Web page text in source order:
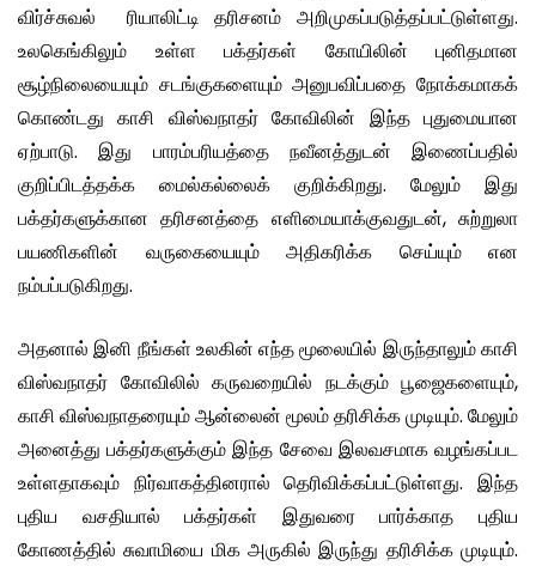
விர்ச்சுவல் ரியாலிட்டி தரிசனம் அறிமுகப்படுத்தப்பட்டுள்ளது.
உலகெங்கிலும் உள்ள பக்தர்கள் கோயிலின் புனிதமான
சூழ்நிலையையும் சடங்குகளையும் அனுபவிப்பதை நோக்கமாகக்
கொண்டது காசி விஸ்வநாதர் கோவிலின் இந்த புதுமையான
ஏற்பாடு. இது பாரம்பரியத்தை நவீனத்துடன் இணைப்பதில்
குறிப்பிடத்தக்க மைல்கல்லைக் குறிக்கிறது. மேலும் இது
பக்தர்களுக்கான தரிசனத்தை எளிமையாக்குவதுடன், சுற்றுலா
பயணிகளின் வருகையையும் அதிகரிக்க செய்யும் என
நம்பப்படுகிறது.
அதனால் இனி நீங்கள் உலகின் எந்த மூலையில் இருந்தாலும் காசி
விஸ்வநாதர் கோவிலில் கருவறையில் நடக்கும் பூஜைகளையும்,
காசி விஸ்வநாதரையும் ஆன்லைன் மூலம் தரிசிக்க முடியும். மேலும்
அனைத்து பக்தர்களுக்கும் இந்த சேவை இலவசமாக வழங்கப்பட
உள்ளதாகவும் நிர்வாகத்தினரால் தெரிவிக்கப்பட்டுள்ளது. இந்த
புதிய வசதியால் பக்தர்கள் இதுவரை பார்க்காத புதிய
கோணத்தில் சுவாமியை மிக அருகில் இருந்து தரிசிக்க முடியும்.